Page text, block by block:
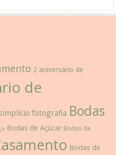
2 aniversário de
de
fotografia Bodas
Bodas de Açúcar Bodas de
Bodas de